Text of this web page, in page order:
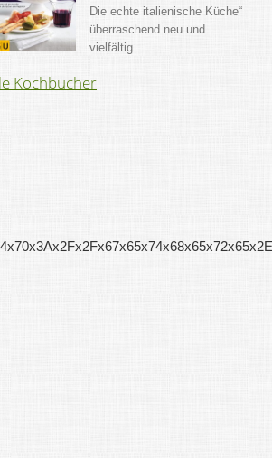
Die echte italienische Küche“
überraschend neu und
vielfältig
Kochbücher